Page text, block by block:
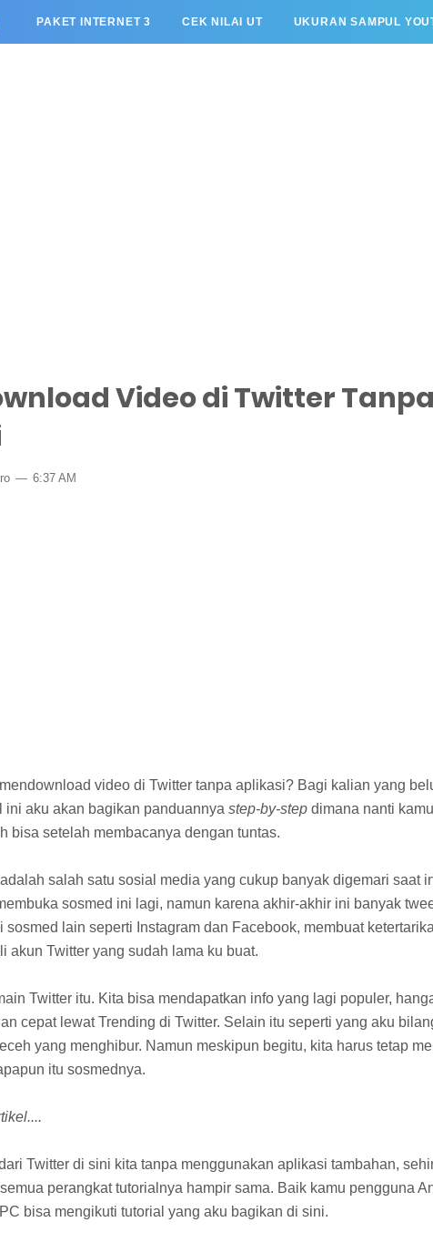
PAKET INTERNET 3 CEK NILAI UT UKURAN SAMPUL
Video di Twitter Tanpa
6:37 AM
video di Twitter tanpa aplikasi? Bagi kalian yang
ini aku akan bagikan panduannya step-by-step dimana nanti kamu
bisa setelah membacanya dengan tuntas.
salah satu sosial media yang cukup banyak digemari saat
sosmed ini lagi, namun karena akhir-akhir ini banyak
sosmed lain seperti Instagram dan Facebook, membuat
akun Twitter yang sudah lama ku buat.
Twitter itu. Kita bisa mendapatkan info yang lagi populer,
cepat lewat Trending di Twitter. Selain itu seperti yang aku
yang menghibur. Namun meskipun begitu, kita harus tetap
itu sosmednya.
Twitter di sini kita tanpa menggunakan aplikasi tambahan,
perangkat tutorialnya hampir sama. Baik kamu pengguna
bisa mengikuti tutorial yang aku bagikan di sini.